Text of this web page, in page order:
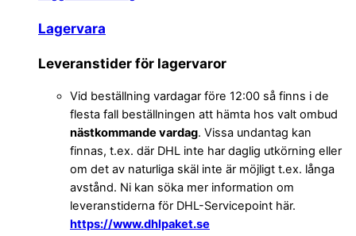
Lagervara
Leveranstider för lagervaror
Vid beställning vardagar före 12:00 så finns i de
flesta fall beställningen att hämta hos valt ombud
nästkommande vardag. Vissa undantag kan
finnas, t.ex. där DHL inte har daglig utkörning eller
om det av naturliga skäl inte är möjligt t.ex. långa
avstånd. Ni kan söka mer information om
leveranstiderna för DHL-Servicepoint här.
https://www.dhlpaket.se